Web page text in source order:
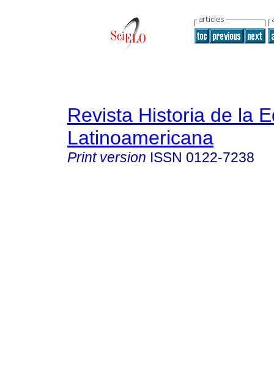
Revista Historia de la
Latinoamericana
Print version ISSN 0122-7238